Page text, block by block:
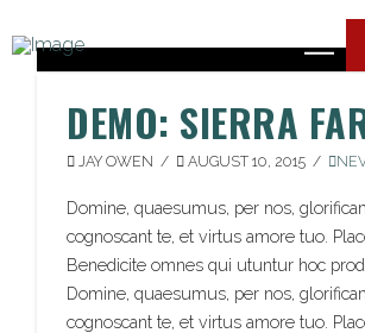
DEMO: SIERRA
JAY OWEN AUGUST 10, 2015
Domine, quaesumus, per nos,
cognoscant te, et virtus amore tuo.
Benedicite omnes qui utuntur hoc
Domine, quaesumus, per nos,
cognoscant te, et virtus amore tuo.